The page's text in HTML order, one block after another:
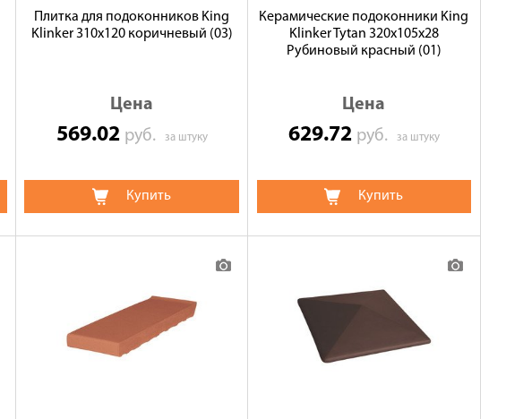
Плитка для подоконников King
Klinker 310х120 коричневый (03)
Цена
569.02 руб. за штуку
Купить
Керамические подоконники King
Klinker Tytan 320x105x28
Рубиновый красный (01)
Цена
629.72 руб. за штуку
Купить